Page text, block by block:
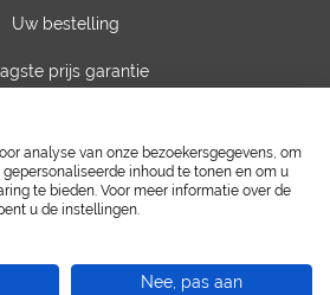
Uw bestelling
prijs garantie
van gegevens
voorwaarden
Contact
Vacatures
analyse van onze bezoekersgegevens, om
inhoud te tonen en om u
te bieden. Voor meer informatie over de
u de instellingen.
Nee, pas aan